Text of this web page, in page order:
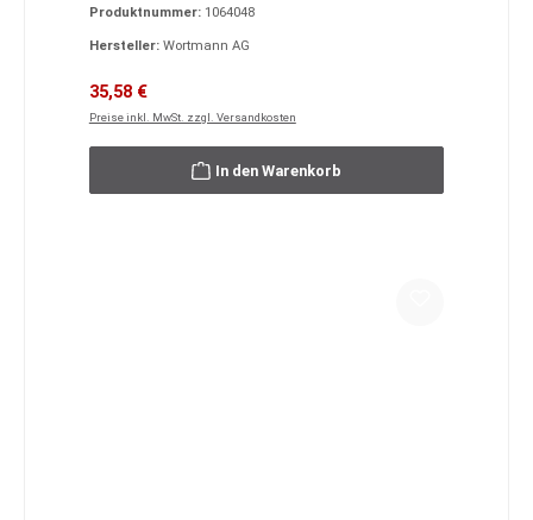
Produktnummer: 1064048
Hersteller: Wortmann AG
Verkaufspreis:
35,58 €
Preise inkl. MwSt. zzgl. Versandkosten
In den Warenkorb